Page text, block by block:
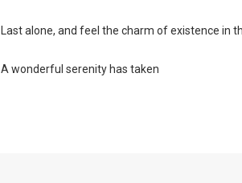
Last alone, and feel the charm of existence in
A wonderful serenity has taken